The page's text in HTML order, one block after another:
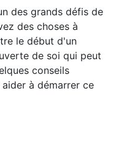
des grands défis de
des choses à
le début d'un
de soi qui peut
conseils
à démarrer ce